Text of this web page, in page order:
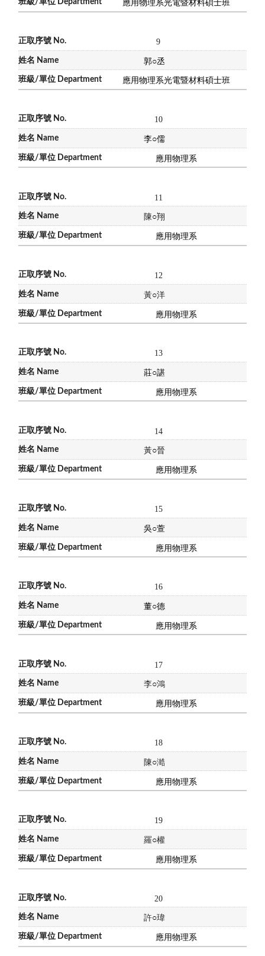
應用物理系光電暨材料碩士班
9
郭○丞
應用物理系光電暨材料碩士班
10
李○儒
應用物理系
11
陳○翔
應用物理系
12
黃○洋
應用物理系
13
莊○諶
應用物理系
14
黃○晉
應用物理系
15
吳○萱
應用物理系
16
董○德
應用物理系
17
李○鴻
應用物理系
18
陳○澔
應用物理系
19
羅○權
應用物理系
20
許○瑋
應用物理系